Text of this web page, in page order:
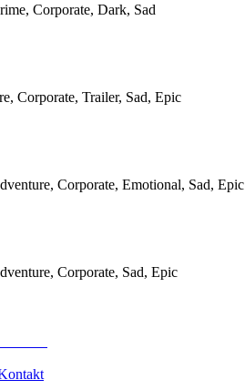
Corporate, Dark, Sad
Corporate, Trailer, Sad, Epic
Corporate, Emotional, Sad, Epic
Corporate, Sad, Epic